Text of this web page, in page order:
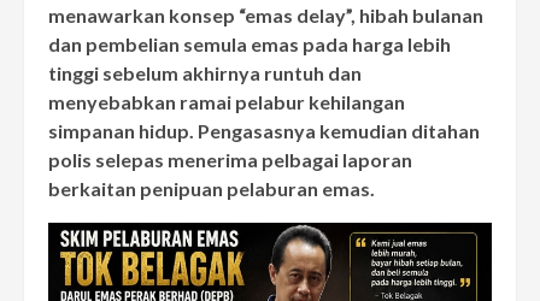
menawarkan konsep “emas delay”, hibah bulanan
dan pembelian semula emas pada harga lebih
tinggi sebelum akhirnya runtuh dan
menyebabkan ramai pelabur kehilangan
simpanan hidup. Pengasasnya kemudian ditahan
polis selepas menerima pelbagai laporan
berkaitan penipuan pelaburan emas.